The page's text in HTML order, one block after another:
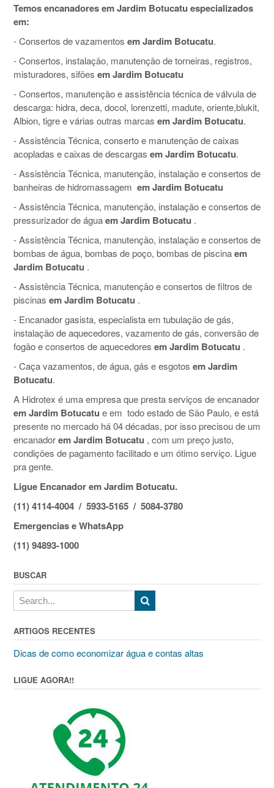
Temos encanadores em Jardim Botucatu especializados
em:
- Consertos de vazamentos em Jardim Botucatu.
- Consertos, instalação, manutenção de torneiras, registros,
misturadores, sifões em Jardim Botucatu
- Consertos, manutenção e assistência técnica de válvula de
descarga: hidra, deca, docol, lorenzetti, madute, oriente,blukit,
Albion, tigre e várias outras marcas em Jardim Botucatu.
- Assistência Técnica, conserto e manutenção de caixas
acopladas e caixas de descargas em Jardim Botucatu.
- Assistência Técnica, manutenção, instalação e consertos de
banheiras de hidromassagem em Jardim Botucatu
- Assistência Técnica, manutenção, instalação e consertos de
pressurizador de águaem Jardim Botucatu .
- Assistência Técnica, manutenção, instalação e consertos de
bombas de água, bombas de poço, bombas de piscinaem
Jardim Botucatu .
- Assistência Técnica, manutenção e consertos de filtros de
piscinas em Jardim Botucatu .
- Encanador gasista, especialista em tubulação de gás,
instalação de aquecedores, vazamento de gás, conversão de
fogão e consertos de aquecedores em Jardim Botucatu .
- Caça vazamentos, de água, gás e esgotos em Jardim
Botucatu.
A Hidrotex é uma empresa que presta serviços de encanador
em Jardim Botucatu e em todo estado de São Paulo, e está
presente no mercado há 04 décadas, por isso precisou de um
encanadorem Jardim Botucatu , com um preço justo,
condições de pagamento facilitado e um ótimo serviço. Ligue
pra gente.
Ligue Encanador em Jardim Botucatu.
(11) 4114-4004 / 5933-5165 / 5084-3780
Emergencias e WhatsApp
(11) 94893-1000
BUSCAR
ARTIGOS RECENTES
Dicas de como economizar água e contas altas
LIGUE AGORA!!